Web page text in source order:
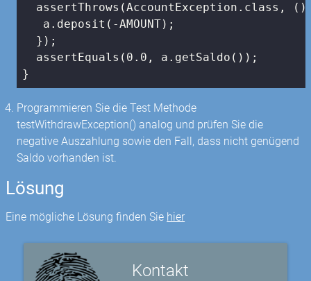
assertThrows(AccountException.class, ()
   a.deposit(-AMOUNT);
  });
  assertEquals(
0.0 , a.getSaldo());
}
Programmieren Sie die Test Methode
testWithdrawException() analog und prüfen Sie die
negative Auszahlung sowie den Fall, dass nicht genügend
Saldo vorhanden ist.
Lösung
Eine mögliche Lösung finden Sie hier
Kontakt